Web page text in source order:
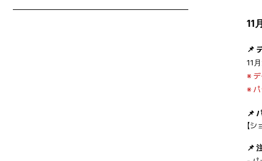
11
📌
11
※
※
📌
【
📌